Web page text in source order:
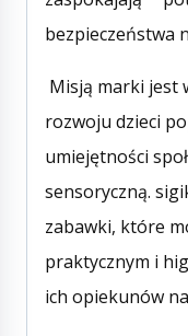
bezpieczeństwa
Misją marki jest
rozwoju dzieci
umiejętności
sensoryczną.
zabawki, które
praktycznym i
ich opiekunów